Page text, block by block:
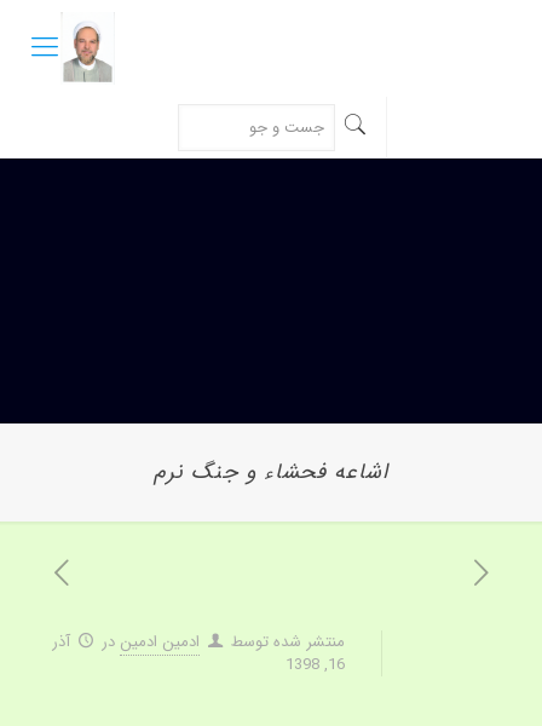
اشاعه فحشاء و جنگ نرم
منتشر شده توسط ادمین ادمین در
آذر
16, 1398